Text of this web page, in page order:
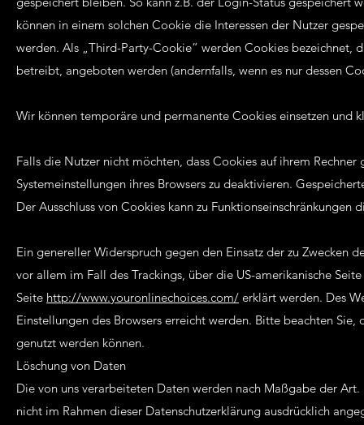
können in einem solchen Cookie die Interessen der Nutzer
werden. Als „Third-Party-Cookie“ werden Cookies
betreibt, angeboten werden (andernfalls, wenn es nur dessen
Wir können temporäre und permanente Cookies einsetzen und
Falls die Nutzer nicht möchten, dass Cookies auf ihrem
Systemeinstellungen ihres Browsers zu deaktivieren.
Der Ausschluss von Cookies kann zu Funktionseinschränkungen
Ein genereller Widerspruch gegen den Einsatz der zu Zwecken
vor allem im Fall des Trackings, über die US-amerikanische Seite
Seite http://www.youronlinechoices.com/ erklärt werden. Des
Einstellungen des Browsers erreicht werden. Bitte beachten
genutzt werden können.
Löschung von Daten
Die von uns verarbeiteten Daten werden nach Maßgabe der
nicht im Rahmen dieser Datenschutzerklärung ausdrücklich